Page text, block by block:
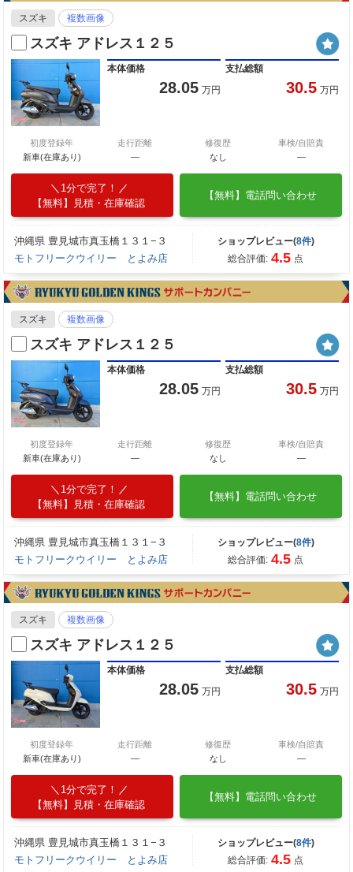
スズキ 複数画像
スズキ アドレス１２５
本体価格
28.05 万円
支払総額
30.5 万円
初度登録年
新車(在庫あり)
走行距離
―
修復歴
なし
車検/自賠責
―
1分で完了！
【無料】見積・在庫確認
【無料】電話問い合わせ
沖縄県 豊見城市真玉橋１３１−３
モトフリークウイリー とよみ店
ショップレビュー(8件)
総合評価: 4.5 点
スズキ 複数画像
スズキ アドレス１２５
本体価格
28.05 万円
支払総額
30.5 万円
初度登録年
新車(在庫あり)
走行距離
―
修復歴
なし
車検/自賠責
―
1分で完了！
【無料】見積・在庫確認
【無料】電話問い合わせ
沖縄県 豊見城市真玉橋１３１−３
モトフリークウイリー とよみ店
ショップレビュー(8件)
総合評価: 4.5 点
スズキ 複数画像
スズキ アドレス１２５
本体価格
28.05 万円
支払総額
30.5 万円
初度登録年
新車(在庫あり)
走行距離
―
修復歴
なし
車検/自賠責
―
1分で完了！
【無料】見積・在庫確認
【無料】電話問い合わせ
沖縄県 豊見城市真玉橋１３１−３
モトフリークウイリー とよみ店
ショップレビュー(8件)
総合評価: 4.5 点